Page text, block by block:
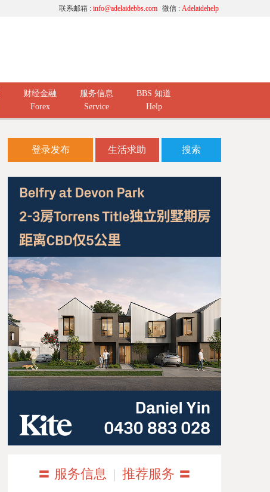
微信 : Adelaidehelp
联系邮箱 : info@adelaidebbs.com
财经金融
Forex
服务信息
Service
BBS 知道
Help
登录发布 生活求助 搜索
〓 服务信息 | 推荐服务 〓